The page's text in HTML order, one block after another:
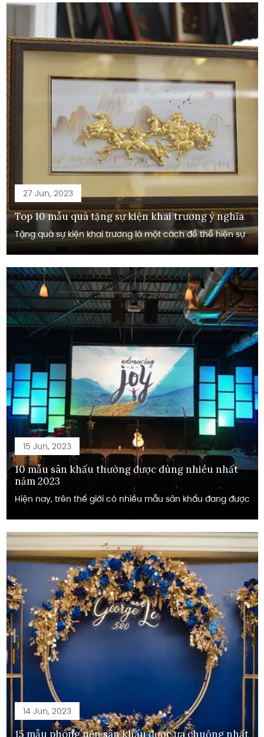
27 Jun, 2023
Top 10 mẫu quà tặng sự kiện khai trương ý nghĩa
Tặng quà sự kiện khai trương là một cách để thể hiện sự
15 Jun, 2023
10 mẫu sân khấu thường được dùng nhiều nhất
năm 2023
Hiện nay, trên thế giới có nhiều mẫu sân khấu đang được
14 Jun, 2023
15 mẫu phông nền sân khấu được ưa chuộng nhất